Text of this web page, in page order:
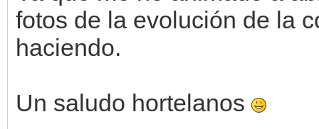
fotos de la evolución de la
haciendo.
Un saludo hortelanos